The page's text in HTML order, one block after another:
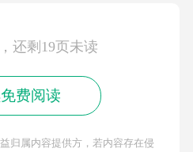
还剩19页未读
费阅读
归属内容提供方，若内容存在侵